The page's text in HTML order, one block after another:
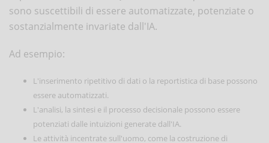
sono suscettibili di essere automatizzate, potenziate o
sostanzialmente invariate dall'IA.
Ad esempio:
L'inserimento ripetitivo di dati o la reportistica di base possono
essere automatizzati.
L'analisi, la sintesi e il processo decisionale possono essere
potenziati dalle intuizioni generate dall'IA.
Le attività incentrate sull'uomo, come la costruzione di